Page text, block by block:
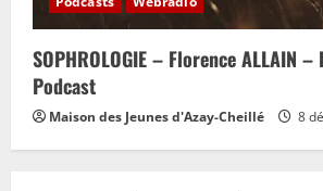
SOPHROLOGIE – Florence ALLAIN –
Podcast
Maison des Jeunes d'Azay-Cheillé 8